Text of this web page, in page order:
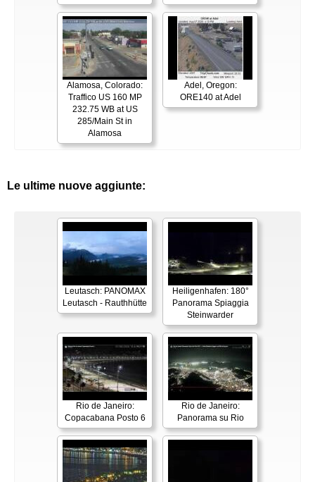
Alamosa, Colorado:
Traffico US 160 MP
232.75 WB at US
285/Main St in
Alamosa
Adel, Oregon:
ORE140 at Adel
Le ultime nuove aggiunte:
Leutasch: PANOMAX
Leutasch - Rauthhütte
Heiligenhafen: 180°
Panorama Spiaggia
Steinwarder
Rio de Janeiro:
Copacabana Posto 6
Rio de Janeiro:
Panorama su Rio